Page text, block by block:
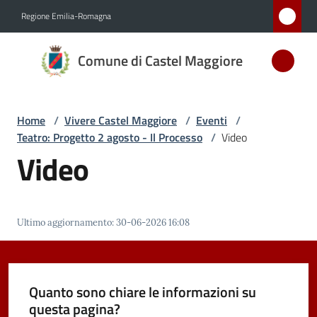
Regione Emilia-Romagna
Comune di Castel Maggiore
Comune
di Castel
D'ARGENTO
AL MERITO
CIVILE
Amministrazione
Novità
Servizi
Home / Vivere Castel Maggiore / Eventi /
Teatro: Progetto 2 agosto - Il Processo / Video
Video
Ultimo aggiornamento:30-06-2026 16:08
Quanto sono chiare le informazioni su
questa pagina?